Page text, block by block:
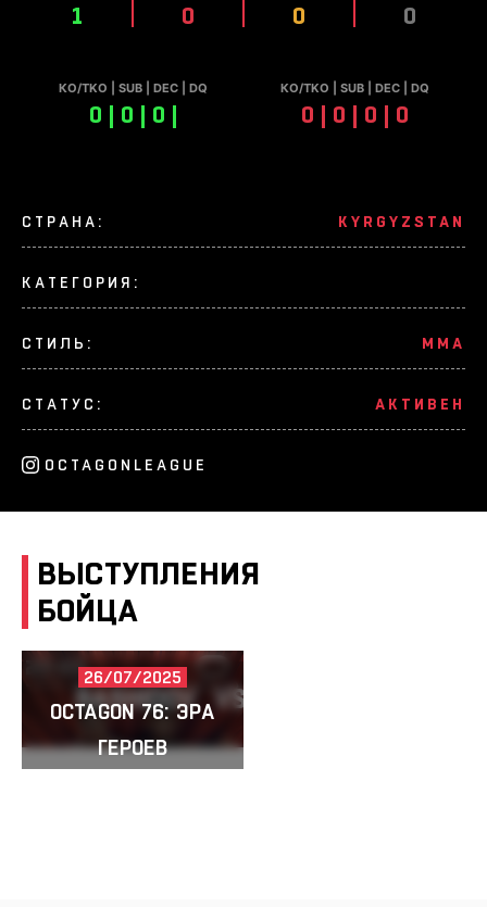
1 0 0 0
КО/TKO | SUB | DEC | DQ
0 | 0 | 0 |
КО/TKO | SUB | DEC | DQ
0 | 0 | 0 | 0
СТРАНА: KYRGYZSTAN
КАТЕГОРИЯ:
СТИЛЬ: MMA
СТАТУС: АКТИВЕН
OCTAGONLEAGUE
ВЫСТУПЛЕНИЯ
БОЙЦА
RASHIDOV VS
26/07/2025
OCTAGON 76: ЭРА
ГЕРОЕВ